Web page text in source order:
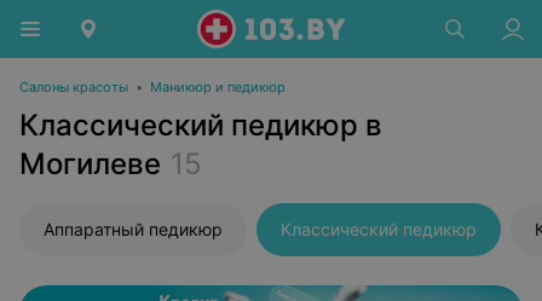
Салоны красоты • Маникюр и педикюр
Классический педикюр в
Могилеве 15
Аппаратный педикюр Классический педикюр